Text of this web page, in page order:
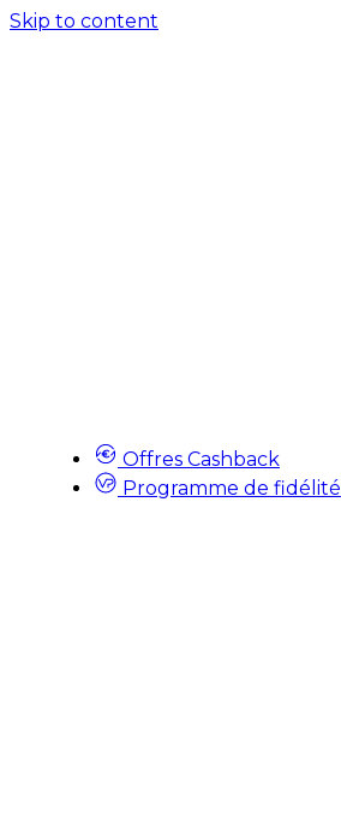
Skip to content
Offres Cashback
Programme de fidélité